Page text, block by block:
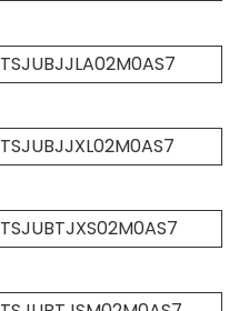
TSJUBJJLA02M0AS7
TSJUBJJXL02M0AS7
TSJUBTJXS02M0AS7